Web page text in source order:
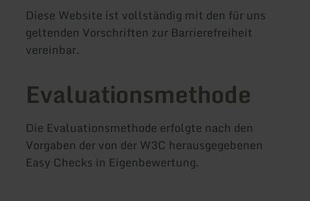
Diese Website ist vollständig mit den für uns
geltenden Vorschriften zur Barrierefreiheit
vereinbar.
Evaluationsmethode
Die Evaluationsmethode erfolgte nach den
Vorgaben der von der W3C herausgegebenen
Easy Checks in Eigenbewertung.